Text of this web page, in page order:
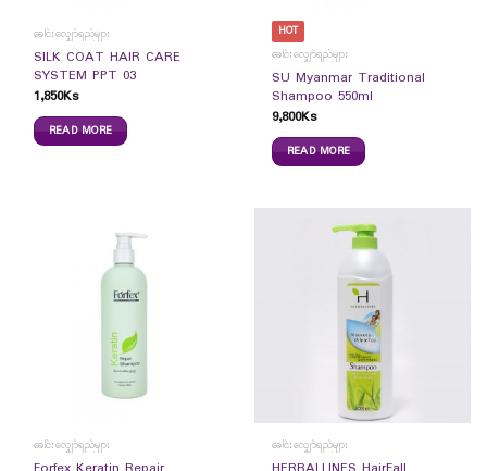
ခေါင်းလျှော်ရည်များ
SILK COAT HAIR CARE
SYSTEM PPT 03
1,850Ks
READ MORE
HOT
ခေါင်းလျှော်ရည်များ
SU Myanmar Traditional
Shampoo 550ml
9,800Ks
READ MORE
ခေါင်းလျှော်ရည်များ ခေါင်းလျှော်ရည်များ